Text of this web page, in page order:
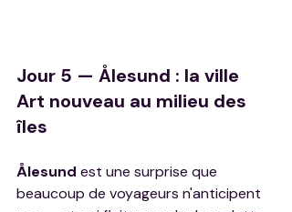
Jour 5 — Ålesund : la ville
Art nouveau au milieu des
îles
Ålesund est une surprise que
beaucoup de voyageurs n'anticipent